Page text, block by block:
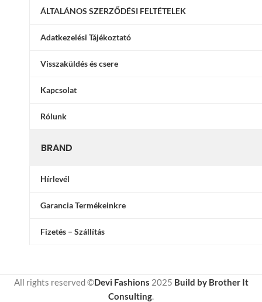
ÁLTALÁNOS SZERZŐDÉSI FELTÉTELEK
Adatkezelési Tájékoztató
Visszaküldés és csere
Kapcsolat
Rólunk
BRAND
Hírlevél
Garancia Termékeinkre
Fizetés – Szállítás
All rights reserved ©Devi Fashions 2025 Build by Brother It
Consulting.